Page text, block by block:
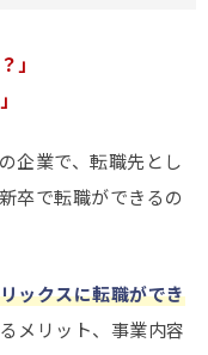
」
企業で、転職先とし
卒で転職ができるの
ックスに転職ができ
メリット、事業内容